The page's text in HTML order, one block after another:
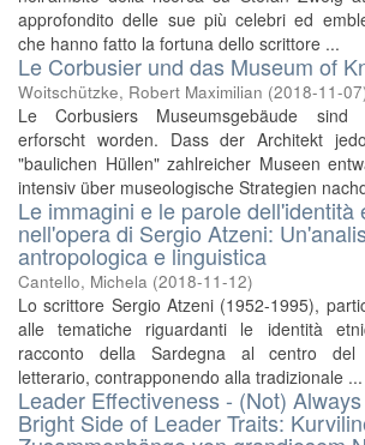
approfondito delle sue più celebri ed
che hanno fatto la fortuna dello scrittore ...
Le Corbusier und das Museum of
Woitschützke, Robert Maximilian (2018-11-07
Le Corbusiers Museumsgebäude sind
erforscht worden. Dass der Architekt
"baulichen Hüllen" zahlreicher Museen
intensiv über museologische Strategien
Le immagini e le parole dell'identità
nell'opera di Sergio Atzeni:
antropologica e linguistica
Cantello, Michela (2018-11-12)
Lo scrittore Sergio Atzeni (1952-1995),
alle tematiche riguardanti le identità
racconto della Sardegna al centro del
letterario, contrapponendo alla tradizionale ...
Leader Effectiveness - (Not)
Bright Side of Leader Traits: